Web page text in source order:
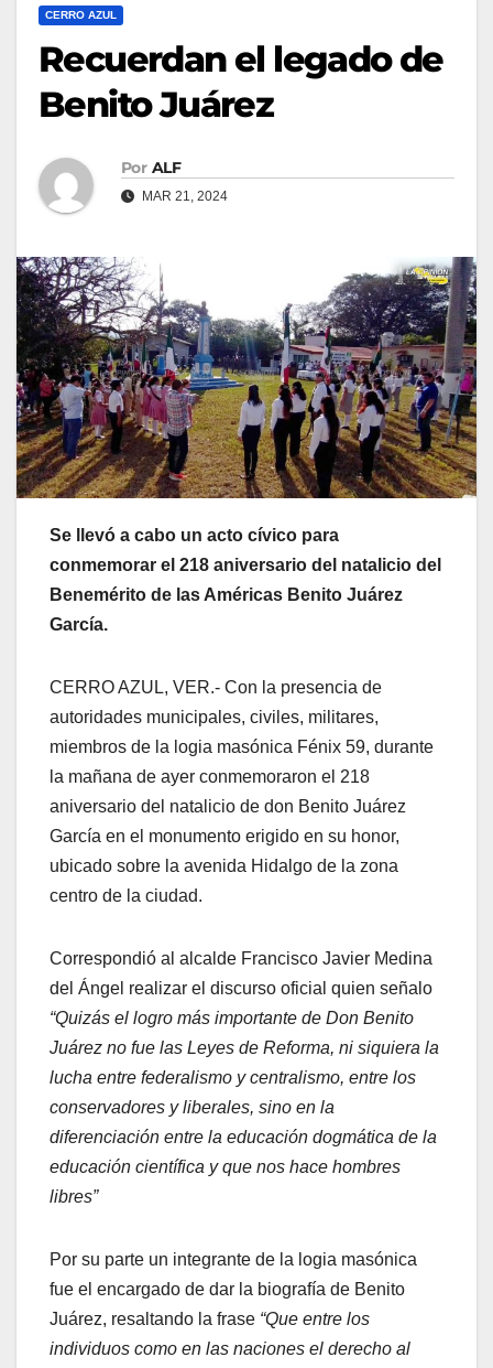
CERRO AZUL
Recuerdan el legado de
Benito Juárez
Por ALF
MAR 21, 2024
Se llevó a cabo un acto cívico para
conmemorar el 218 aniversario del natalicio del
Benemérito de las Américas Benito Juárez
García.
CERRO AZUL, VER.- Con la presencia de
autoridades municipales, civiles, militares,
miembros de la logia masónica Fénix 59, durante
la mañana de ayer conmemoraron el 218
aniversario del natalicio de don Benito Juárez
García en el monumento erigido en su honor,
ubicado sobre la avenida Hidalgo de la zona
centro de la ciudad.
Correspondió al alcalde Francisco Javier Medina
del Ángel realizar el discurso oficial quien señalo
“Quizás el logro más importante de Don Benito
Juárez no fue las Leyes de Reforma, ni siquiera la
lucha entre federalismo y centralismo, entre los
conservadores y liberales, sino en la
diferenciación entre la educación dogmática de la
educación científica y que nos hace hombres
libres”
Por su parte un integrante de la logia masónica
fue el encargado de dar la biografía de Benito
Juárez, resaltando la frase “Que entre los
individuos como en las naciones el derecho al